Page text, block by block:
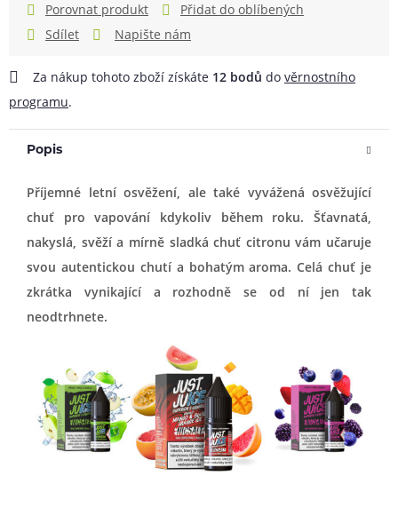
Porovnat produkt
Přidat do oblíbených
Sdílet
Napište nám
Za nákup tohoto zboží získáte 12 bodů do věrnostního
programu.
Popis
Příjemné letní osvěžení, ale také vyvážená osvěžující
chuť pro vapování kdykoliv během roku. Šťavnatá,
nakyslá, svěží a mírně sladká chuť citronu vám učaruje
svou autentickou chutí a bohatým aroma. Celá chuť je
zkrátka vynikající a rozhodně se od ní jen tak
neodtrhnete.